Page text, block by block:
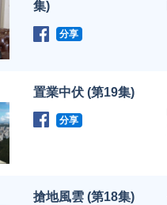
集)
分享
置業中伏 (第19集)
分享
搶地風雲 (第18集)